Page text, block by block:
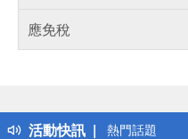
應免稅
活動快訊
得獎公告
熱門話題